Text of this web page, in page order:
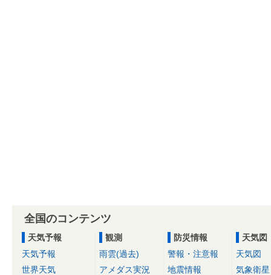
全国のコンテンツ
天気予報
天気予報
世界天気
観測
雨雲(過去)
アメダス実況
防災情報
警報・注意報
地震情報
天気図
天気図
気象衛星